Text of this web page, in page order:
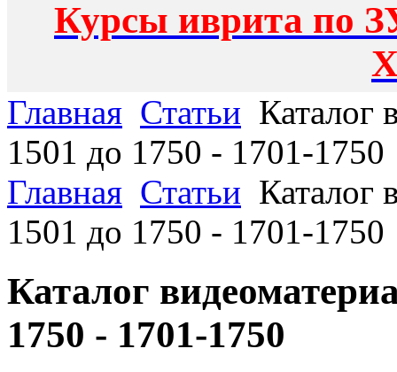
Курсы иврита по
Главная Статьи Каталог
1501 до 1750 - 1701-1750
Главная Статьи Каталог
1501 до 1750 - 1701-1750
Каталог
1750 - 1701-1750